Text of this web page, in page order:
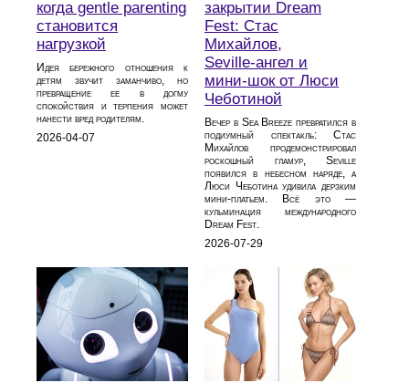
когда gentle parenting
становится
нагрузкой
Идея бережного отношения к
детям звучит заманчиво, но
превращение ее в догму
спокойствия и терпения может
нанести вред родителям.
2026-04-07
закрытии Dream
Fest: Стас
Михайлов,
Seville‑ангел и
мини‑шок от Люси
Чеботиной
Вечер в Sea Breeze превратился в
подиумный спектакль: Стас
Михайлов продемонстрировал
роскошный гламур, Seville
появился в небесном наряде, а
Люси Чеботина удивила дерзким
мини‑платьем. Всё это —
кульминация международного
Dream Fest.
2026-07-29